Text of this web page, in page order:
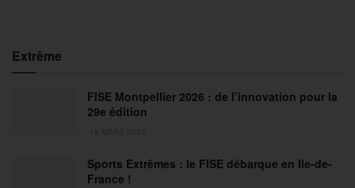
Extrême
FISE Montpellier 2026 : de l’innovation pour la
29e édition
Sports Extrêmes : le FISE débarque en Ile-de-
France !